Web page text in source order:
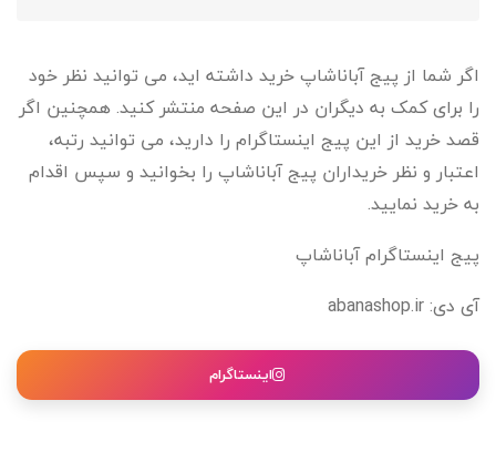
اگر شما از پیج آباناشاپ خرید داشته اید، می توانید نظر خود
را برای کمک به دیگران در این صفحه منتشر کنید. همچنین اگر
قصد خرید از این پیج اینستاگرام را دارید، می توانید رتبه،
اعتبار و نظر خریداران پیج آباناشاپ را بخوانید و سپس اقدام
به خرید نمایید.
پیج اینستاگرام آباناشاپ
آی دی: abanashop.ir
اینستاگرام